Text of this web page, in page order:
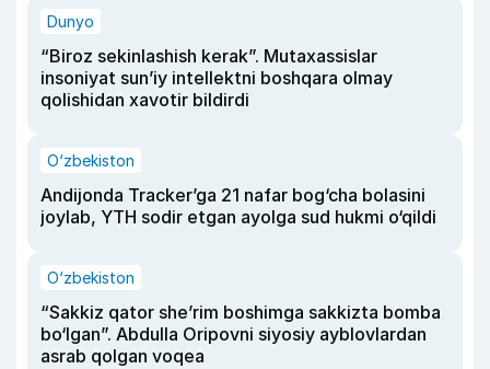
Dunyo
“Biroz sekinlashish kerak”. Mutaxassislar
insoniyat sun’iy intellektni boshqara olmay
qolishidan xavotir bildirdi
O‘zbekiston
Andijonda Tracker’ga 21 nafar bog‘cha bolasini
joylab, YTH sodir etgan ayolga sud hukmi o‘qildi
O‘zbekiston
“Sakkiz qator she’rim boshimga sakkizta bomba
bo‘lgan”. Abdulla Oripovni siyosiy ayblovlardan
asrab qolgan voqea